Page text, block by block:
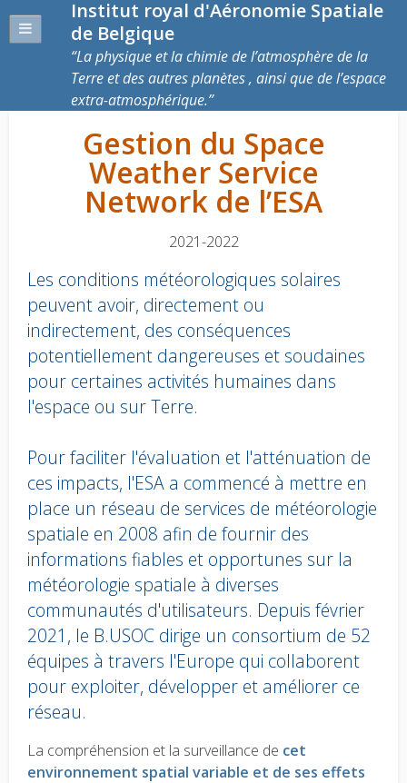
Institut royal d'Aéronomie Spatiale
de Belgique
La physique et la chimie de l’atmosphère de la
Terre et des autres planètes , ainsi que de l’espace
extra-atmosphérique.
Gestion du Space
Weather Service
Network de l’ESA
2021-2022
Les conditions météorologiques solaires
peuvent avoir, directement ou
indirectement, des conséquences
potentiellement dangereuses et soudaines
pour certaines activités humaines dans
l'espace ou sur Terre.
Pour faciliter l'évaluation et l'atténuation de
ces impacts, l'ESA a commencé à mettre en
place un réseau de services de météorologie
spatiale en 2008 afin de fournir des
informations fiables et opportunes sur la
météorologie spatiale à diverses
communautés d'utilisateurs. Depuis février
2021, le B.USOC dirige un consortium de 52
équipes à travers l'Europe qui collaborent
pour exploiter, développer et améliorer ce
réseau.
Body
text
La compréhension et la surveillance de cet
environnement spatial variable et de ses effets